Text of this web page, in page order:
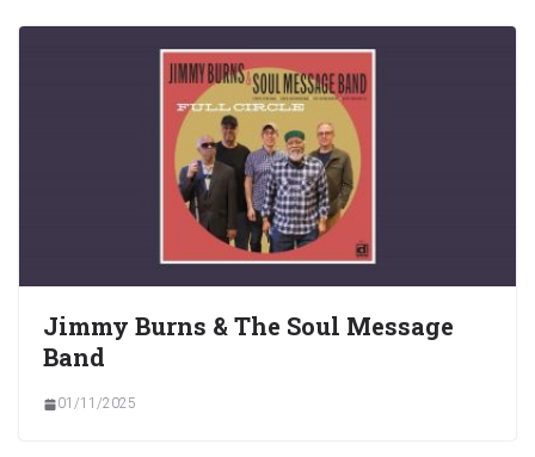
Jimmy Burns & The Soul Message
Band
01/11/2025